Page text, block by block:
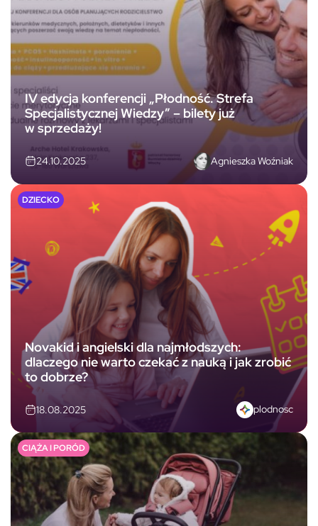
IV edycja konferencji „Płodność. Strefa
Specjalistycznej Wiedzy” – bilety już
w sprzedaży!
24.10.2025 Agnieszka Woźniak
Novakid i angielski dla najmłodszych:
dlaczego nie warto czekać z nauką i jak zrobić
to dobrze?
18.08.2025 plodnosc
DZIECKO
CIĄŻA I PORÓD